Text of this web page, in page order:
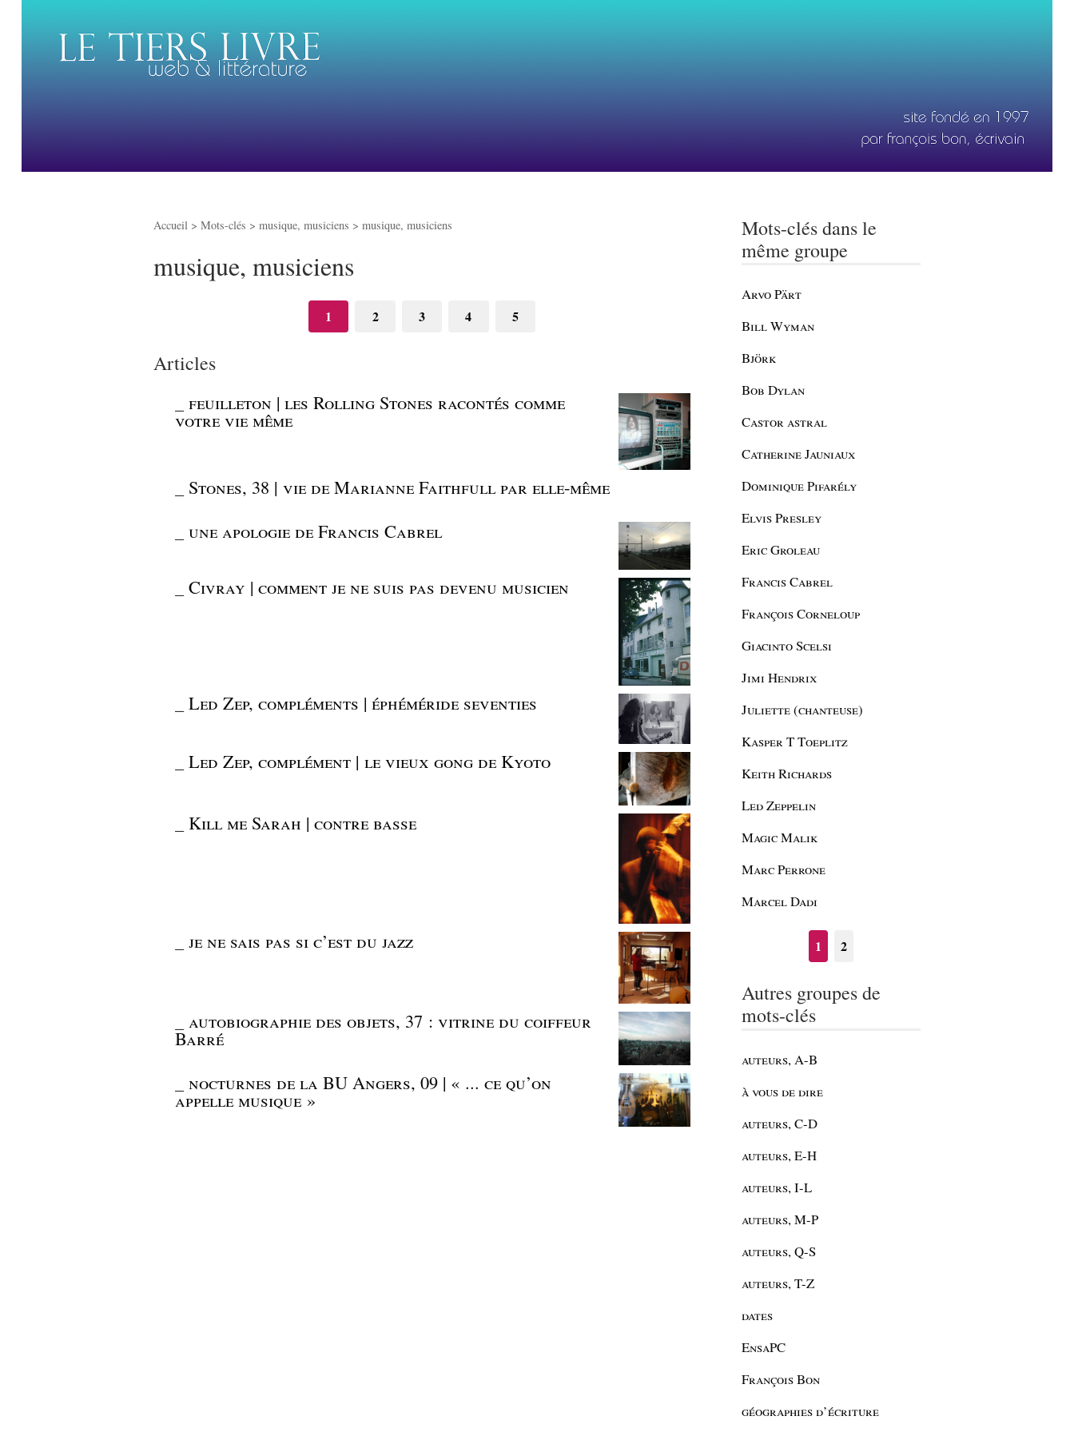
Accueil > Mots-clés > musique, musiciens > musique, musiciens
musique, musiciens
1 2 3 4 5
Articles
feuilleton | les Rolling Stones racontés comme
votre vie même
Stones, 38 | vie de Marianne Faithfull par elle-même
une apologie de Francis Cabrel
Civray | comment je ne suis pas devenu musicien
Led Zep, compléments | éphéméride seventies
Led Zep, complément | le vieux gong de Kyoto
Kill me Sarah | contre basse
je ne sais pas si c’est du jazz
autobiographie des objets, 37 : vitrine du coiffeur
Barré
nocturnes de la BU Angers, 09 | « ... ce qu’on
appelle musique »
Mots-clés dans le
même groupe
Arvo Pärt
Bill Wyman
Björk
Bob Dylan
Castor astral
Catherine Jauniaux
Dominique Pifarély
Elvis Presley
Eric Groleau
Francis Cabrel
François Corneloup
Giacinto Scelsi
Jimi Hendrix
Juliette (chanteuse)
Kasper T Toeplitz
Keith Richards
Led Zeppelin
Magic Malik
Marc Perrone
Marcel Dadi
1 2
Autres groupes de
mots-clés
auteurs, A-B
à vous de dire
auteurs, C-D
auteurs, E-H
auteurs, I-L
auteurs, M-P
auteurs, Q-S
auteurs, T-Z
dates
EnsaPC
François Bon
géographies d’écriture